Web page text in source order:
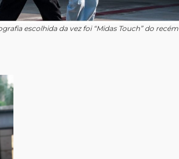
escolhida da vez foi “Midas Touch” do recém